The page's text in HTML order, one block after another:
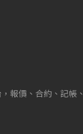
報價、合約、記帳、